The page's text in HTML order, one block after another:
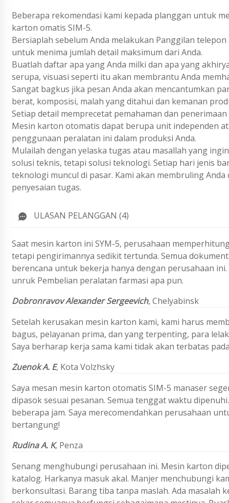
Beberapa rekomendasi kami kepada planggan untuk
karton omatis SIM-5.
Bersiaplah sebelum Anda melakukan Panggilan
untuk menima jumlah detail maksimum dari Anda.
Buatlah daftar apa yang Anda milki dan apa yang
serupa, visuasi seperti itu akan membrantu Anda
Sangat bagkus jika pesan Anda akan mencantumkan
berat, komposisi, malah yang ditahui dan kemanan
Setiap detail memprecetat pemahaman dan
Mesin karton otomatis dapat berupa unit independen
penggunaan peralatan ini dalam produksi Anda.
Mulailah dengan yelaska tugas atau masallah yang
solusi teknis, tetapi solusi teknologi. Setiap hari jenis
teknologi muncul di pasar. Kami akan membruling
penyesaian tugas.
ULASAN PELANGGAN (4)
Saat mesin karton ini SYM-5, perusahaan
tetapi pengirimannya sedikit tertunda. Semua
berencana untuk bekerja hanya dengan perusahaan
unruk Pembelian peralatan farmasi apa pun.
Dobronravov Alexander Sergeevich, Chelyabinsk
Setelah kerusakan mesin karton kami, kami harus
bagus, pelayanan prima, dan yang terpenting, para
Saya berharap kerja sama kami tidak akan terbatas
Zuenok A. E, Kota Volzhsky
Saya mesan mesin karton otomatis SIM-5 manaser
dipasok sesuai pesanan. Semua tenggat waktu
beberapa jam. Saya merecomendahkan perusahaan
bertangung!
Rudina A. K, Penza
Senang menghubungi perusahaan ini. Mesin karton
katalog. Harkanya masuk akal. Manjer menchubungi
berkonsultasi. Barang tiba tanpa maslah. Ada masalah